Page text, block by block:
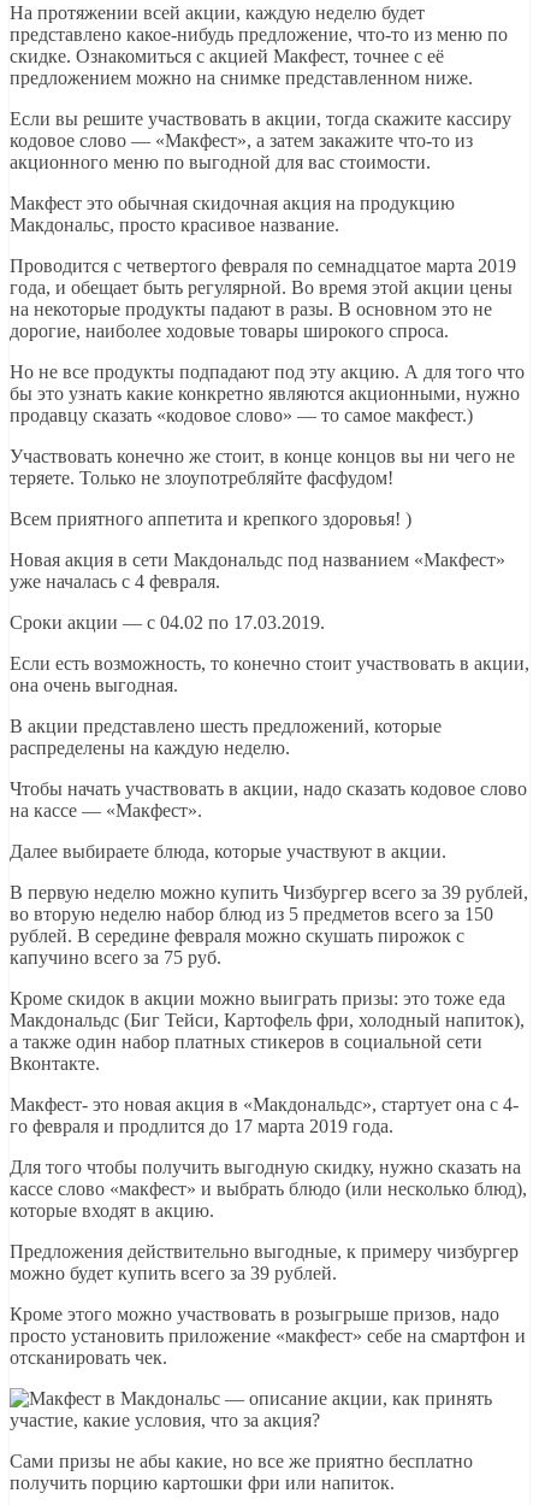
На протяжении всей акции, каждую неделю будет
представлено какое-нибудь предложение, что-то из меню по
скидке. Ознакомиться с акцией Макфест, точнее с её
предложением можно на снимке представленном ниже.
Если вы решите участвовать в акции, тогда скажите кассиру
кодовое слово — «Макфест», а затем закажите что-то из
акционного меню по выгодной для вас стоимости.
Макфест это обычная скидочная акция на продукцию
Макдональс, просто красивое название.
Проводится с четвертого февраля по семнадцатое марта 2019
года, и обещает быть регулярной. Во время этой акции цены
на некоторые продукты падают в разы. В основном это не
дорогие, наиболее ходовые товары широкого спроса.
Но не все продукты подпадают под эту акцию. А для того что
бы это узнать какие конкретно являются акционными, нужно
продавцу сказать «кодовое слово» — то самое макфест.)
Участвовать конечно же стоит, в конце концов вы ни чего не
теряете. Только не злоупотребляйте фасфудом!
Всем приятного аппетита и крепкого здоровья! )
Новая акция в сети Макдональдс под названием «Макфест»
уже началась с 4 февраля.
Сроки акции — с 04.02 по 17.03.2019.
Если есть возможность, то конечно стоит участвовать в акции,
она очень выгодная.
В акции представлено шесть предложений, которые
распределены на каждую неделю.
Чтобы начать участвовать в акции, надо сказать кодовое слово
на кассе — «Макфест».
Далее выбираете блюда, которые участвуют в акции.
В первую неделю можно купить Чизбургер всего за 39 рублей,
во вторую неделю набор блюд из 5 предметов всего за 150
рублей. В середине февраля можно скушать пирожок с
капучино всего за 75 руб.
Кроме скидок в акции можно выиграть призы: это тоже еда
Макдональдс (Биг Тейси, Картофель фри, холодный напиток),
а также один набор платных стикеров в социальной сети
Вконтакте.
Макфест- это новая акция в «Макдональдс», стартует она с 4-
го февраля и продлится до 17 марта 2019 года.
Для того чтобы получить выгодную скидку, нужно сказать на
кассе слово «макфест» и выбрать блюдо (или несколько блюд),
которые входят в акцию.
Предложения действительно выгодные, к примеру чизбургер
можно будет купить всего за 39 рублей.
Кроме этого можно участвовать в розыгрыше призов, надо
просто установить приложение «макфест» себе на смартфон и
отсканировать чек.
Сами призы не абы какие, но все же приятно бесплатно
получить порцию картошки фри или напиток.